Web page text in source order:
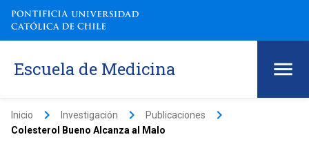
Escuela de Medicina
Inicio keyboard_arrow_right Investigación keyboard_arrow_right Publicaciones keyboard_arrow_right
Colesterol Bueno Alcanza al Malo